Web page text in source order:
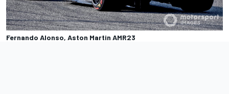
Fernando Alonso, Aston Martin AMR23